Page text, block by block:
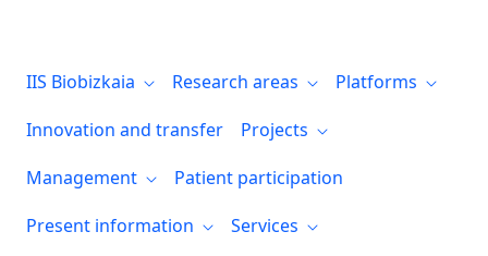
IIS Biobizkaia Research areas
Platforms
Innovation and transfer
Projects
Management
Patient participation
Present information
Services